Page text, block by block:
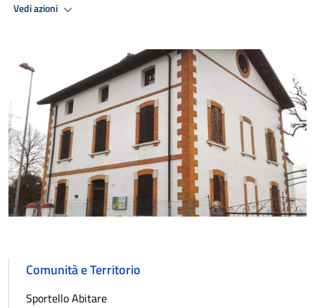
Vedi azioni
Comunità e Territorio
Sportello Abitare